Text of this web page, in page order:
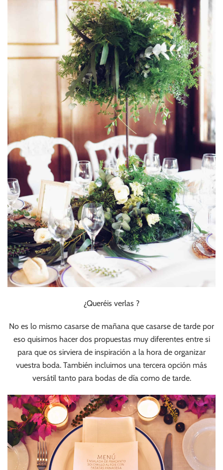
¿Queréis verlas ?
No es lo mismo casarse de mañana que casarse de tarde por
eso quisimos hacer dos propuestas muy diferentes entre si
para que os sirviera de inspiración a la hora de organizar
vuestra boda. También incluimos una tercera opción más
versátil tanto para bodas de día como de tarde.